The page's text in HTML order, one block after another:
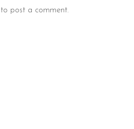
to post a comment.